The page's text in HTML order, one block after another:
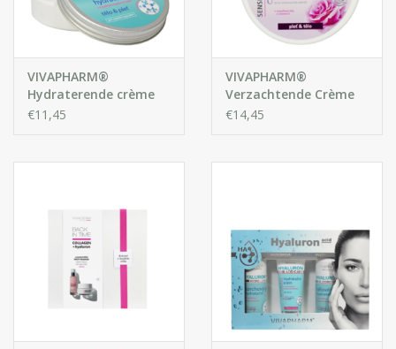
VIVAPHARM®
Hydraterende crème
met hyaluronzuur
€11,45
VIVAPHARM®
Verzachtende Crème
met Rozenwater voor
€14,45